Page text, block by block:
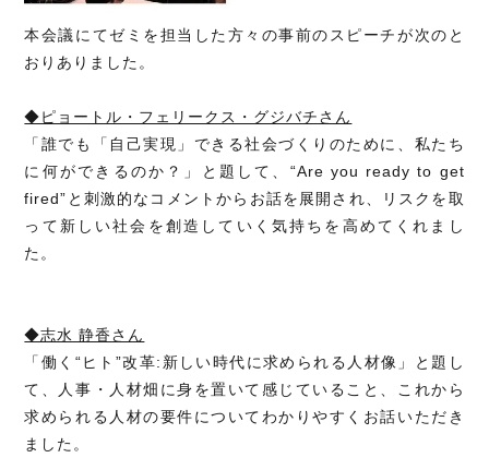
本会議にてゼミを担当した方々の事前のスピーチが次のと
おりありました。
◆ピョートル・フェリークス・グジバチさん
「誰でも「自己実現」できる社会づくりのために、私たち
に何ができるのか？」と題して、“Are you ready to get
fired”と刺激的なコメントからお話を展開され、リスクを取
って新しい社会を創造していく気持ちを高めてくれまし
た。
◆志水 静香さん
「働く“ヒト”改革:新しい時代に求められる人材像」と題し
て、人事・人材畑に身を置いて感じていること、これから
求められる人材の要件についてわかりやすくお話いただき
ました。